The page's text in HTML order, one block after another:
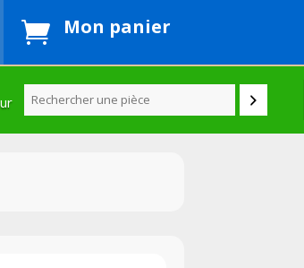
 Mon panier